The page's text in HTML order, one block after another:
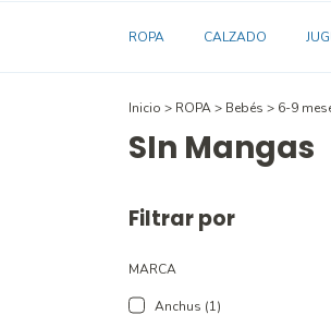
ROPA CALZADO
Inicio > ROPA> Bebés > 6-9
SIn Mangas
Filtrar por
MARCA
Anchus (1)